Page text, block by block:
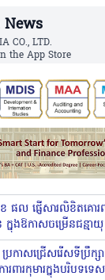
News
CO., LTD.
the App Store
ផល ផ្ញើសារលិខិតគោរ
នុងឱកាសចម្រើនជន្មាយុ
រកាសជ្រើសរើសទីប្រឹក្សា
រពារកុមារ​ក្នុងបរិបទទេស